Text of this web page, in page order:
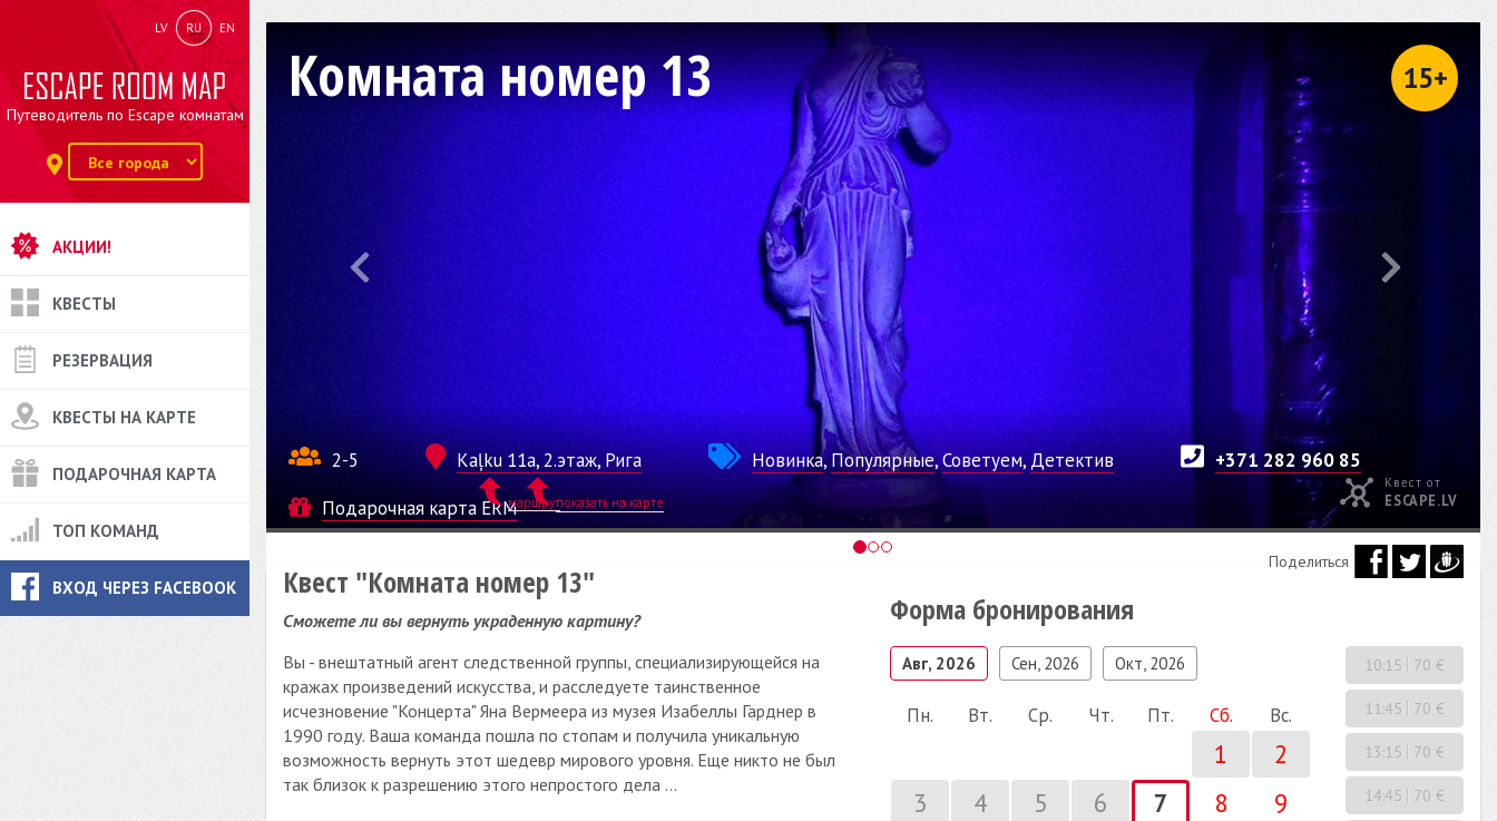
LV RU EN
Путеводитель по Escape комнатам
АКЦИИ!
КВЕСТЫ
РЕЗЕРВАЦИЯ
КВЕСТЫ НА КАРТЕ
ПОДАРОЧНАЯ КАРТА
ТОП КОМАНД
ВХОД ЧЕРЕЗ FACEBOOK
Комната номер 13 15+
2-5
маршрутпоказать на карте
Kaļku 11a, 2.этаж, Рига Новинка,Популярные,Советуем,Детектив
+371 282 960 85
Подарочная карта ERM
Квест от
ESCAPE.LV
Квест "Комната номер 13"
Сможете ли вы вернуть украденную картину?
Вы - внештатный агент следственной группы, специализирующейся на
кражах произведений искусства, и расследуете таинственное
исчезновение "Концерта" Яна Вермеера из музея Изабеллы Гарднер в
1990 году. Ваша команда пошла по стопам и получила уникальную
возможность вернуть этот шедевр мирового уровня. Еще никто не был
так близок к разрешению этого непростого дела ...
Поделиться
Форма бронирования
Авг, 2026 Сен, 2026 Окт, 2026
Пн. Вт. Ср. Чт. Пт. Сб. Вс.
1
2
3
4 5 6 7 8
9
10:15 70 €
11:45 70 €
13:15 70 €
14:45 70 €